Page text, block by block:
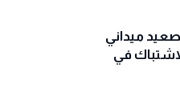
ميداني
في